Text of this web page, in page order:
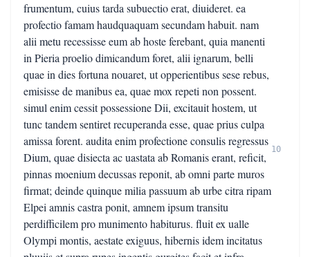
frumentum, cuius tarda subuectio erat, diuideret. ea
profectio famam haudquaquam secundam habuit. nam
alii metu recessisse eum ab hoste ferebant, quia manenti
in Pieria proelio dimicandum foret, alii ignarum, belli
quae in dies fortuna nouaret, ut opperientibus sese rebus,
emisisse de manibus ea, quae mox repeti non possent.
simul enim cessit possessione Dii, excitauit hostem, ut
tunc tandem sentiret recuperanda esse, quae prius culpa
amissa forent. audita enim profectione consulis regressus
Dium, quae disiecta ac uastata ab Romanis erant, reficit,
pinnas moenium decussas reponit, ab omni parte muros
firmat; deinde quinque milia passuum ab urbe citra ripam
Elpei amnis castra ponit, amnem ipsum transitu
perdifficilem pro munimento habiturus. fluit ex ualle
Olympi montis, aestate exiguus, hibernis idem incitatus
10